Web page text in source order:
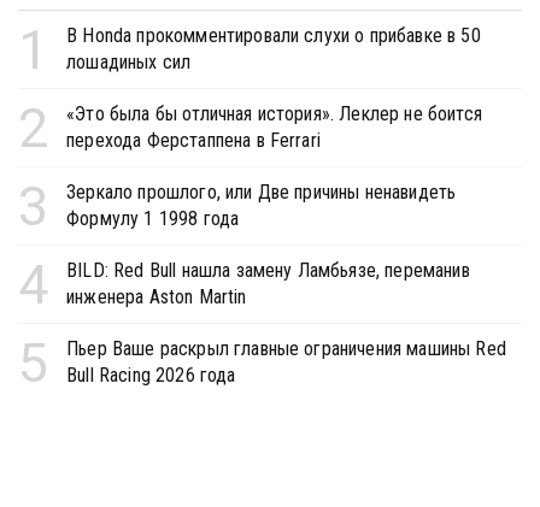
1
В Honda прокомментировали слухи о прибавке в 50
лошадиных сил
2
«Это была бы отличная история». Леклер не боится
перехода Ферстаппена в Ferrari
3
Зеркало прошлого, или Две причины ненавидеть
Формулу 1 1998 года
4
BILD: Red Bull нашла замену Ламбьязе, переманив
инженера Aston Martin
5
Пьер Ваше раскрыл главные ограничения машины Red
Bull Racing 2026 года